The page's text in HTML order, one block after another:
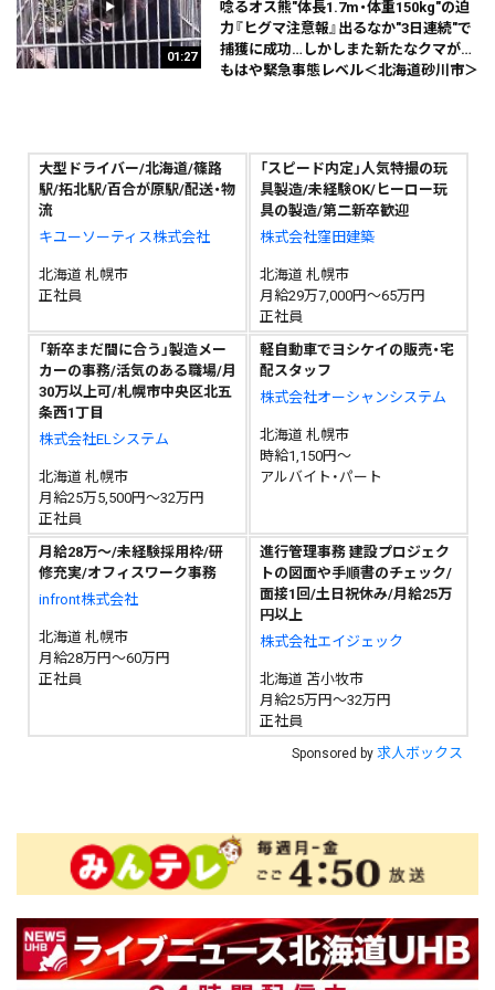
01:27
唸るオス熊"体長1.7m・体重150kg"の迫
力『ヒグマ注意報』出るなか"3日連続"で
捕獲に成功…しかしまた新たなクマが…
もはや緊急事態レベル＜北海道砂川市＞
大型ドライバー/北海道/篠路
駅/拓北駅/百合が原駅/配送・物
流
キユーソーティス株式会社
北海道 札幌市
正社員
「スピード内定」人気特撮の玩
具製造/未経験OK/ヒーロー玩
具の製造/第二新卒歓迎
株式会社窪田建築
北海道 札幌市
月給29万7,000円～65万円
正社員
「新卒まだ間に合う」製造メー
カーの事務/活気のある職場/月
30万以上可/札幌市中央区北五
条西1丁目
株式会社ELシステム
北海道 札幌市
月給25万5,500円～32万円
正社員
軽自動車でヨシケイの販売・宅
配スタッフ
株式会社オーシャンシステム
北海道 札幌市
時給1,150円～
アルバイト・パート
月給28万～/未経験採用枠/研
修充実/オフィスワーク事務
infront株式会社
北海道 札幌市
月給28万円～60万円
正社員
進行管理事務 建設プロジェク
トの図面や手順書のチェック/
面接1回/土日祝休み/月給25万
円以上
株式会社エイジェック
北海道 苫小牧市
月給25万円～32万円
正社員
Sponsored by 求人ボックス